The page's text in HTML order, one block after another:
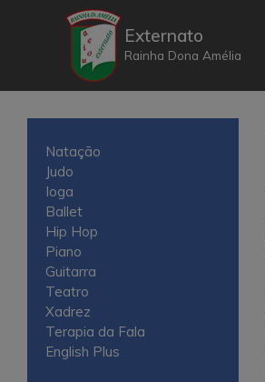
t
Externato
Rainha Dona Amélia
Natação
Judo
Ioga
Ballet
Hip Hop
Piano
Guitarra
Teatro
Xadrez
Terapia da Fala
English Plus